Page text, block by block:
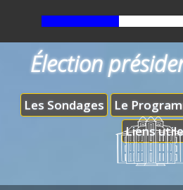
Les Sondages Le
Liens
Élection